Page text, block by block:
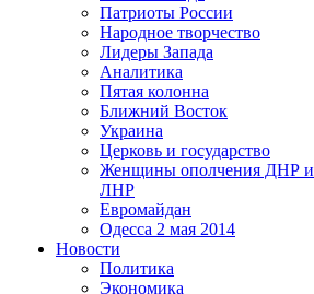
Патриоты России
Народное творчество
Лидеры Запада
Аналитика
Пятая колонна
Ближний Восток
Украина
Церковь и государство
Женщины ополчения ДНР и
ЛНР
Евромайдан
Одесса 2 мая 2014
Новости
Политика
Экономика